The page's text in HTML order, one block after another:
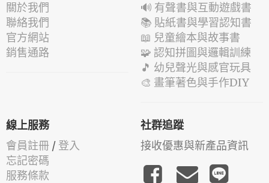
關於我們
聯絡我們
官方網站
銷售通路
🔊 有聲書與互動遊戲書
📚 貼紙書與學習認知書
📖 兒童繪本與故事書
🧩 認知拼圖與邏輯訓練
🎵 幼兒聲光與感官玩具
🎨 畫筆著色與手作DIY
線上服務
會員註冊 / 登入
忘記密碼
服務條款
社群追蹤
接收優惠與新產品資訊